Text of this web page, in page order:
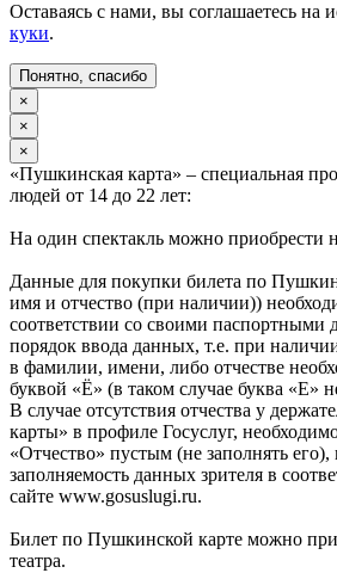
Оставаясь с нами, вы соглашаетесь на
куки.
Понятно, спасибо
×
×
×
«Пушкинская карта» – специальная
людей от 14 до 22 лет:
На один спектакль можно приобрести
Данные для покупки билета по
имя и отчество (при наличии))
соответствии со своими
порядок ввода данных, т.е. при
в фамилии, имени, либо отчестве
буквой «Ё» (в таком случае буква «Е»
В случае отсутствия отчества у
карты» в профиле Госуслуг,
«Отчество» пустым (не заполнять его),
заполняемость данных зрителя в
сайте www.gosuslugi.ru.
Билет по Пушкинской карте можно
театра.